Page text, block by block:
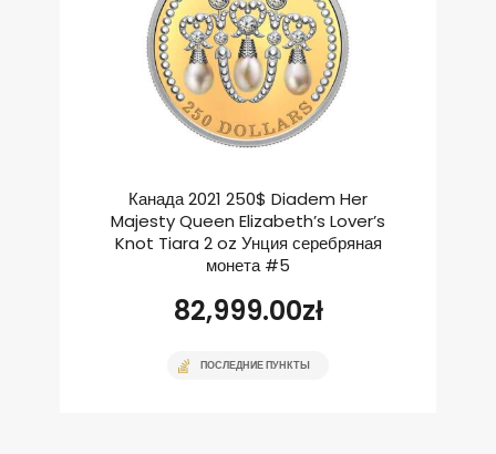
Канада 2021 250$ Diadem Her
Majesty Queen Elizabeth’s Lover’s
Knot Tiara 2 oz Унция серебряная
монета #5
82,999.00zł
ПОСЛЕДНИЕ ПУНКТЫ